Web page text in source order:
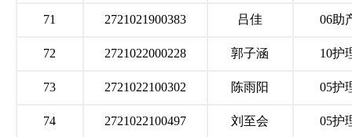
71 2721021900383 吕佳 06助
72 2721022000228 郭子涵 10护
73 2721022100302 陈雨阳 05护
74 2721022100497 刘至会 05护